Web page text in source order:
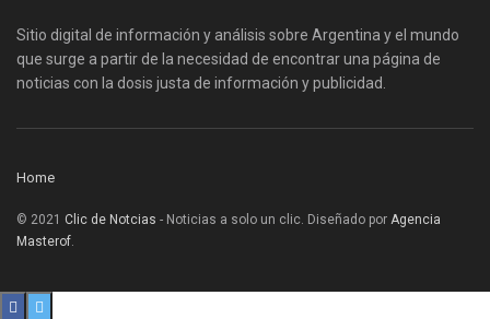
Sitio digital de información y análisis sobre Argentina y el mundo
que surge a partir de la necesidad de encontrar una página de
noticias con la dosis justa de información y publicidad.
Home
© 2021 Clic de Notcias - Noticias a solo un clic. Diseñado por Agencia
Masterof.